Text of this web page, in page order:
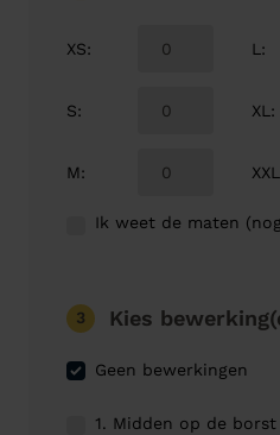
XS:
S:
M:
L :
XL :
XXL
Ik weet de maten
3 Kies
Geen bewerkingen
1. Midden op de borst